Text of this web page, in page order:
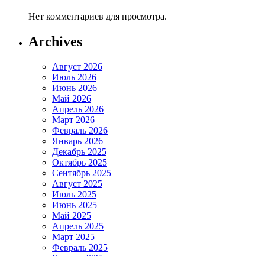
Нет комментариев для просмотра.
Archives
Август 2026
Июль 2026
Июнь 2026
Май 2026
Апрель 2026
Март 2026
Февраль 2026
Январь 2026
Декабрь 2025
Октябрь 2025
Сентябрь 2025
Август 2025
Июль 2025
Июнь 2025
Май 2025
Апрель 2025
Март 2025
Февраль 2025